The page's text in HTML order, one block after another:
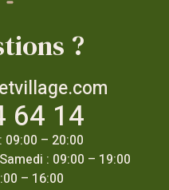
?
64 14
– 20:00
: 09:00 – 19:00
– 16:00